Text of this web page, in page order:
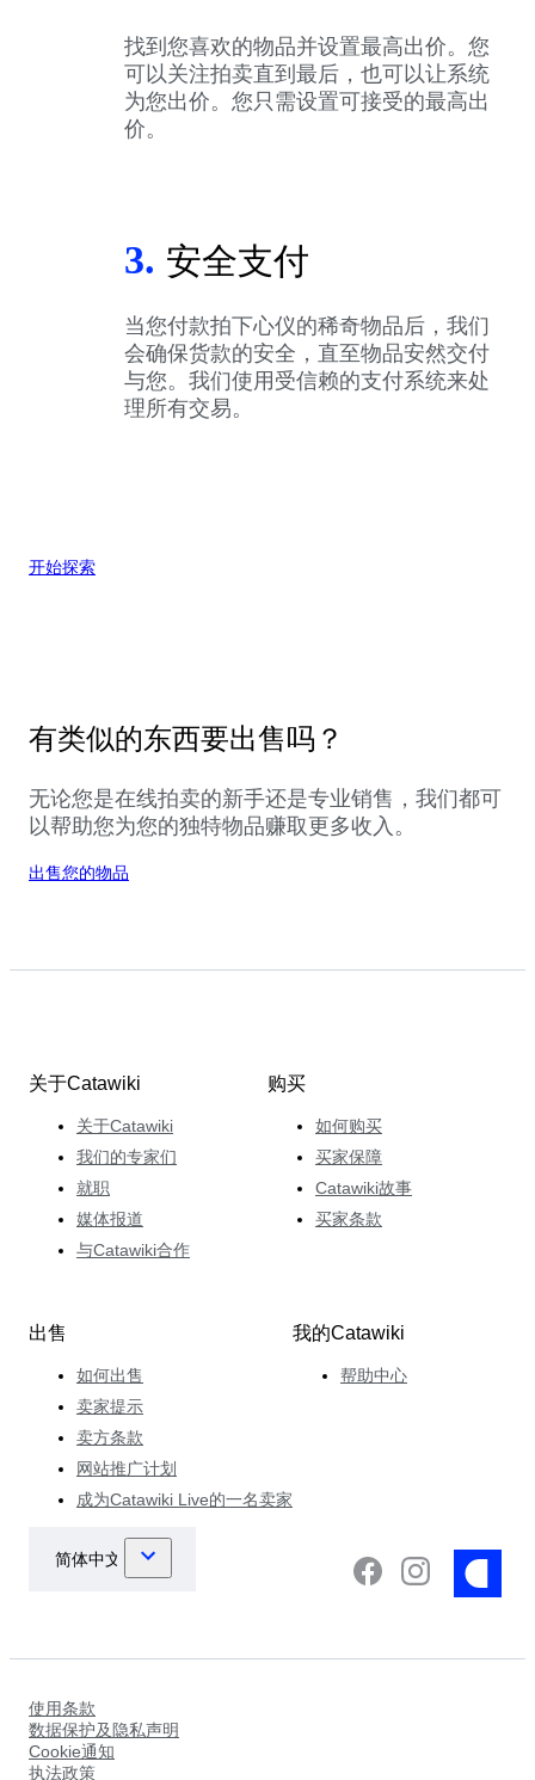
找到您喜欢的物品并设置最高出价。您
可以关注拍卖直到最后，也可以让系统
为您出价。您只需设置可接受的最高出
价。
3. 安全支付
当您付款拍下心仪的稀奇物品后，我们
会确保货款的安全，直至物品安然交付
与您。我们使用受信赖的支付系统来处
理所有交易。
开始探索
有类似的东西要出售吗？
无论您是在线拍卖的新手还是专业销售，我们都可
以帮助您为您的独特物品赚取更多收入。
出售您的物品
关于Catawiki
关于Catawiki
我们的专家们
就职
媒体报道
与Catawiki合作
购买
如何购买
买家保障
Catawiki故事
买家条款
出售
如何出售
卖家提示
卖方条款
网站推广计划
成为Catawiki Live的一名卖家
我的Catawiki
帮助中心
使用条款
数据保护及隐私声明
Cookie通知
执法政策